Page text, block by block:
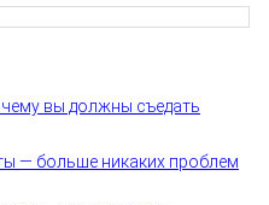
вы должны съедать
— больше никаких проблем